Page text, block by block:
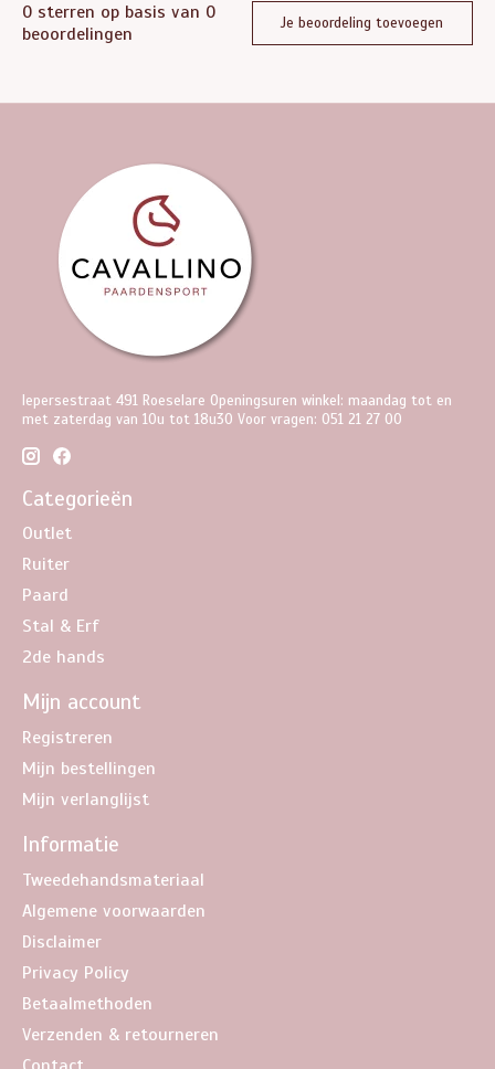
0 sterren op basis van 0
beoordelingen
Je beoordeling toevoegen
Iepersestraat 491 Roeselare Openingsuren winkel: maandag tot en
met zaterdag van 10u tot 18u30 Voor vragen: 051 21 27 00
Categorieën
Outlet
Ruiter
Paard
Stal & Erf
2de hands
Mijn account
Registreren
Mijn bestellingen
Mijn verlanglijst
Informatie
Tweedehandsmateriaal
Algemene voorwaarden
Disclaimer
Privacy Policy
Betaalmethoden
Verzenden & retourneren